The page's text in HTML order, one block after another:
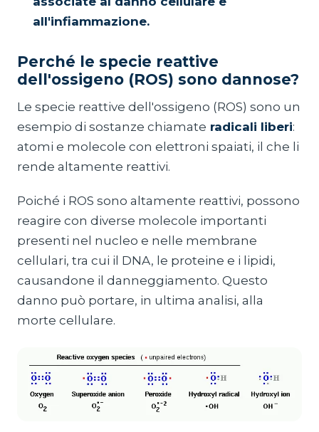
all'infiammazione.
Perché le specie reattive
dell'ossigeno (ROS) sono dannose?
Le specie reattive dell'ossigeno (ROS) sono un
esempio di sostanze chiamate radicali liberi:
atomi e molecole con elettroni spaiati, il che li
rende altamente reattivi.
Poiché i ROS sono altamente reattivi, possono
reagire con diverse molecole importanti
presenti nel nucleo e nelle membrane
cellulari, tra cui il DNA, le proteine e i lipidi,
causandone il danneggiamento. Questo
danno può portare, in ultima analisi, alla
morte cellulare.